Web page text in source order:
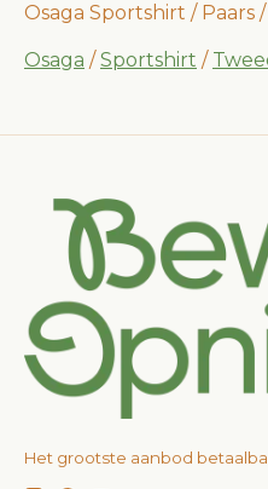
Osaga Sportshirt / Paars
Osaga / Sportshirt /
Het grootste aanbod